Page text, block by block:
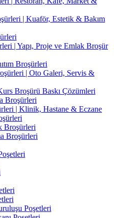
| Kuaför, Estetik & Bakım
| Yapı, Proje ve Emlak Broşür
Broşürleri
| Oto Galeri, Servis &
Broşürü Baskı Çözümleri
Broşürleri
| Klinik, Hastane & Eczane
Broşürleri
Broşürleri
Poşetleri